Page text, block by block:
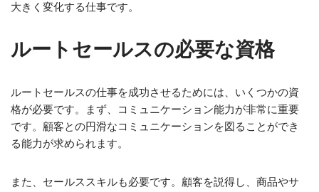
大きく変化する仕事です。
ルートセールスの必要な資格
ルートセールスの仕事を成功させるためには、いくつかの資
格が必要です。まず、コミュニケーション能力が非常に重要
です。顧客との円滑なコミュニケーションを図ることができ
る能力が求められます。
また、セールススキルも必要です。顧客を説得し、商品やサ